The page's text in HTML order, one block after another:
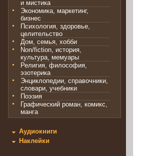
и мистика
Экономика, маркетинг,
бизнес
Психология, здоровье,
целительство
Дом, семья, хобби
Non/fiction, история,
культура, мемуары
Религия, философия,
эзотерика
Энциклопедии, справочники,
словари, учебники
Поэзия
Графический роман, комикс,
манга
Аудиокниги
Наклейки